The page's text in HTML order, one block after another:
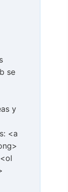
se
y
<a